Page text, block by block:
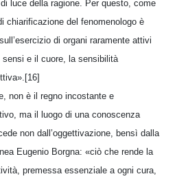
luce della ragione. Per questo, come
chiarificazione del fenomenologo è
di organi raramente attivi
e il cuore, la sensibilità
non è il regno incostante e
ma il luogo di una conoscenza
non dall’oggettivazione, bensì dalla
Eugenio Borgna: «ciò che rende la
premessa essenziale a ogni cura,